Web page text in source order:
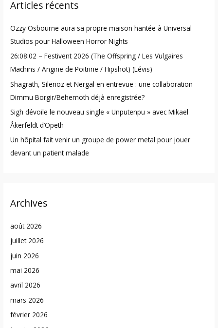
c
f
o
r
:
Articles récents
Ozzy Osbourne aura sa propre maison hantée à Universal
Studios pour Halloween Horror Nights
26:08:02 – Festivent 2026 (The Offspring / Les Vulgaires
Machins / Angine de Poitrine / Hipshot) (Lévis)
Shagrath, Silenoz et Nergal en entrevue : une collaboration
Dimmu Borgir/Behemoth déjà enregistrée?
Sigh dévoile le nouveau single « Unputenpu » avec Mikael
Åkerfeldt d’Opeth
Un hôpital fait venir un groupe de power metal pour jouer
devant un patient malade
Archives
août 2026
juillet 2026
juin 2026
mai 2026
avril 2026
mars 2026
février 2026